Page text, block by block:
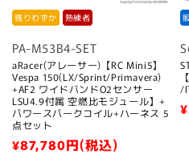
残りわずか 熟練者
PA-M53B4-SET
aRacer(アレーサー)【RC Mini5】
Vespa 150(LX/Sprint/Primavera)
+AF2 ワイドバンドO2センサー
LSU4.9付属 空燃比モジュール】+
パワースパークコイル+ハーネス 5
点セット
通
¥87,780円(税込)
/